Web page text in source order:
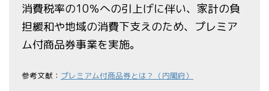
消費税率の10％への引上げに伴い、家計の負
担緩和や地域の消費下支えのため、プレミア
ム付商品券事業を実施。
参考文献： プレミアム付商品券とは？（内閣府）